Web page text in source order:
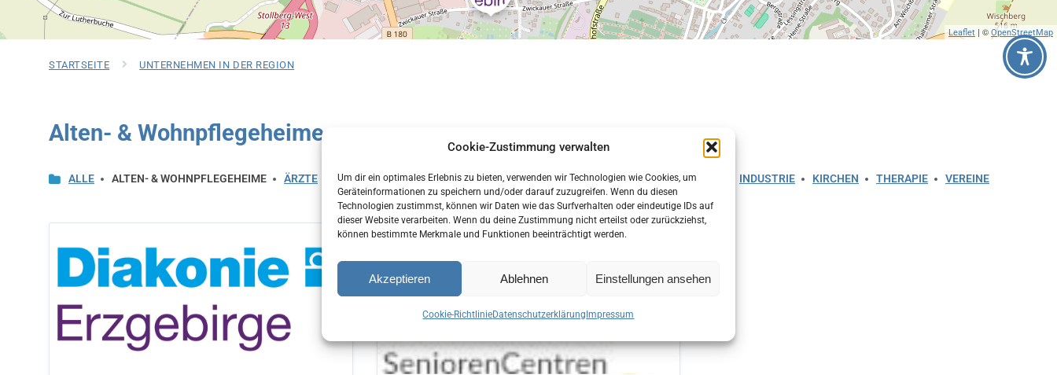
Cookie-Zustimmung verwalten
Um dir ein optimales Erlebnis zu bieten, verwenden wir Technologien wie Cookies, um
Geräteinformationen zu speichern und/oder darauf zuzugreifen. Wenn du diesen
Technologien zustimmst, können wir Daten wie das Surfverhalten oder eindeutige IDs auf
dieser Website verarbeiten. Wenn du deine Zustimmung nicht erteilst oder zurückziehst,
können bestimmte Merkmale und Funktionen beeinträchtigt werden.
Akzeptieren Ablehnen Einstellungen ansehen
Cookie-RichtlinieDatenschutzerklärung Impressum
Leaflet | © OpenStreetMap
STARTSEITE UNTERNEHMEN IN DER REGION
Alten- & Wohnpflegeheime
ALLE ALTEN- & WOHNPFLEGEHEIME ÄRZTE BEHÖRDEN DIENSTLEISTUNGEN FINANZEN HANDEL HANDWERK INDUSTRIE KIRCHEN THERAPIE VEREINE